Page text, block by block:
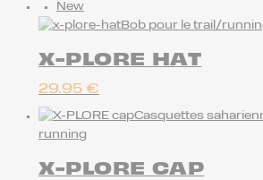
New
Bob pour le trail/
X-PLORE HAT
29.95 €
Casquettes
running
X-PLORE CAP